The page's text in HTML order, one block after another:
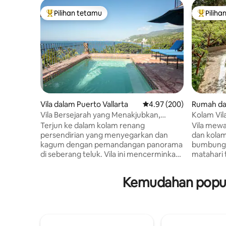
Pilihan utama tetamu
Pilihan tetamu
Vila dalam Puerto Vallarta Penarafan purata 4.97
4.97 (200)
Vila Bersejarah yang Menakjubkan,
Kolam Persendirian & Pemandangan
280°
Terjun ke dalam kolam renang
persendirian yang menyegarkan dan
kagum dengan pemandangan panorama
di seberang teluk. Vila ini mencerminkan
jubin dicat tangan, dan barangan antik
Pilihan
Rumah
as
Kolam
Vila
dan
matahari
mandi,
Kemudahan